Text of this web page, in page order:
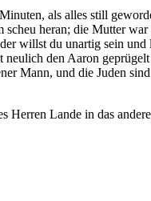
als alles still
heran; die Mutter
willst du unartig sein
den Aaron
Mann, und die Juden
Lande in das